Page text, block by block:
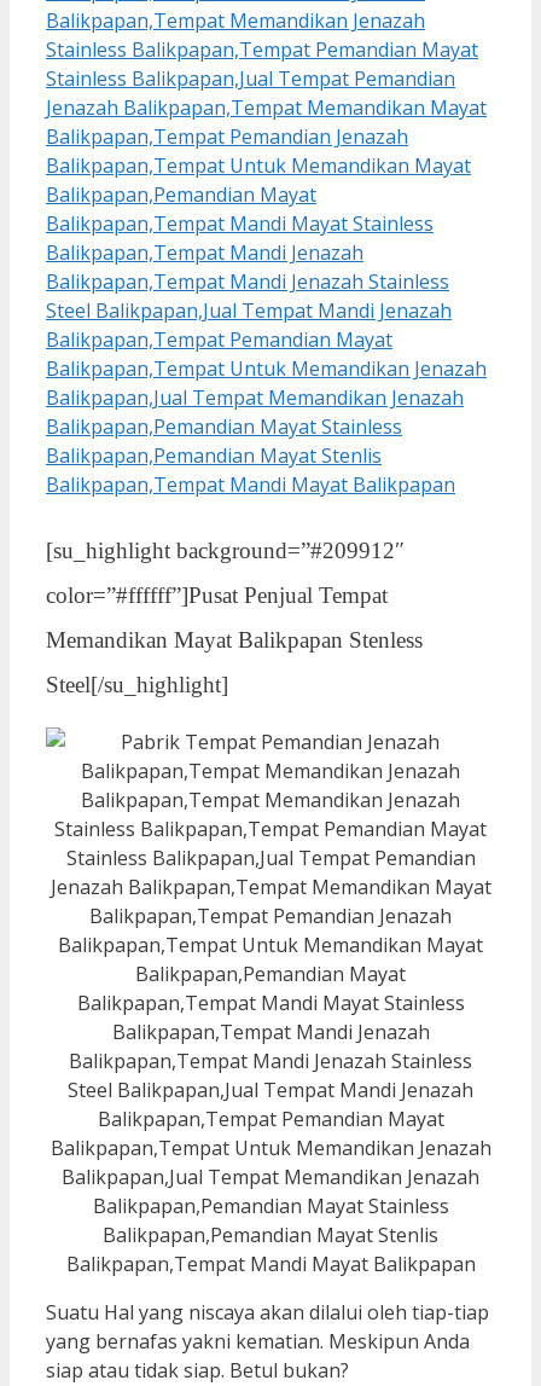
[su_highlight background=”#209912″
color=”#ffffff”]Pusat Penjual Tempat
Memandikan Mayat Balikpapan Stenless
Steel[/su_highlight]
Suatu Hal yang niscaya akan dilalui oleh tiap-tiap
yang bernafas yakni kematian. Meskipun Anda
siap atau tidak siap. Betul bukan?